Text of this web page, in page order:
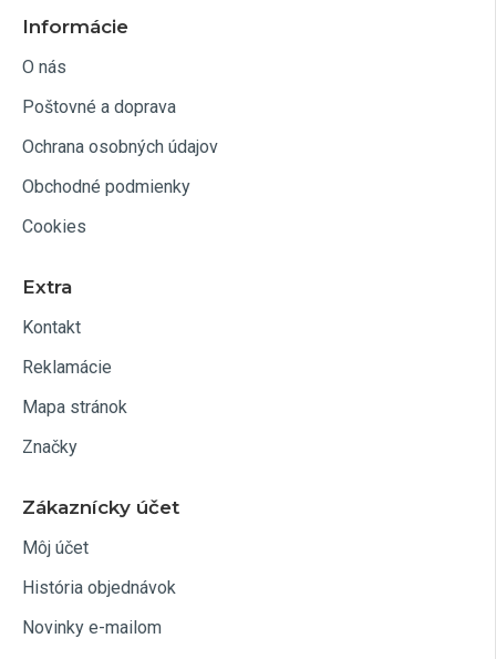
Informácie
O nás
Poštovné a doprava
Ochrana osobných údajov
Obchodné podmienky
Cookies
Extra
Kontakt
Reklamácie
Mapa stránok
Značky
Zákaznícky účet
Môj účet
História objednávok
Novinky e-mailom